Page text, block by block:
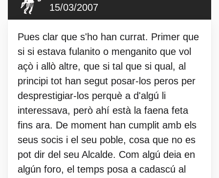
15/03/2007
Pues clar que s'ho han currat. Primer que
si si estava fulanito o menganito que vol
açò i allò altre, que si tal que si qual, al
principi tot han segut posar-los peros per
desprestigiar-los perquè a d'algú li
interessava, però ahí està la faena feta
fins ara. De moment han cumplit amb els
seus socis i el seu poble, cosa que no es
pot dir del seu Alcalde. Com algú deia en
algún foro, el temps posa a cadascú al